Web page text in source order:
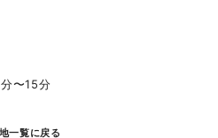
〜15分
一覧に戻る